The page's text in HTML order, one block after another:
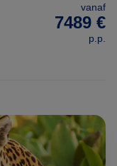
vanaf
7489 €
p.p.